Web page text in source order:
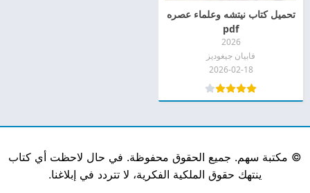
تحميل كتاب نيتشه وعلماء عصره
pdf
2026
فابيان جيغوديز
2026-02-18
© مكتبة سهم. جميع الحقوق محفوظة. في حال لاحظت أي كتاب
ينتهك حقوق الملكية الفكرية، لا تتردد في إبلاغنا.